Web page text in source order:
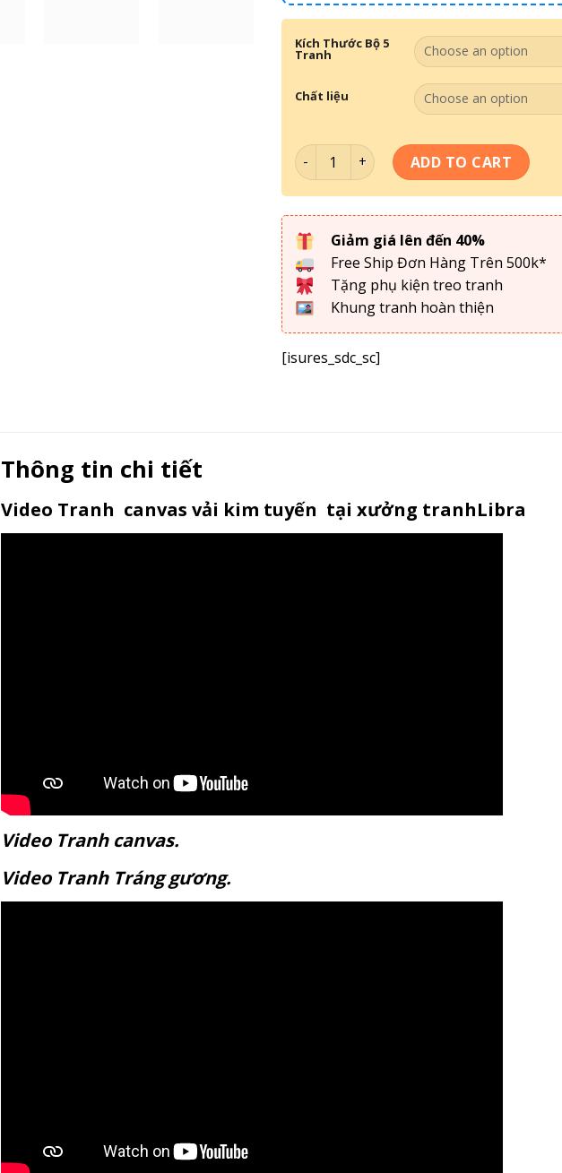
Kích Thước Bộ 5
Tranh
Chất liệu
Bộ 5 Tranh Ghép One Pice - OP084
ADD TO CART
Giảm giá lên đến 40%
Free Ship Đơn Hàng Trên 500k*
Tặng phụ kiện treo tranh
Khung tranh hoàn thiện
[isures_sdc_sc]
Thông tin chi tiết
Video Tranh canvas vải kim tuyến tại xưởng tranhLibra
Video Tranh canvas.
Video Tranh Tráng gương.